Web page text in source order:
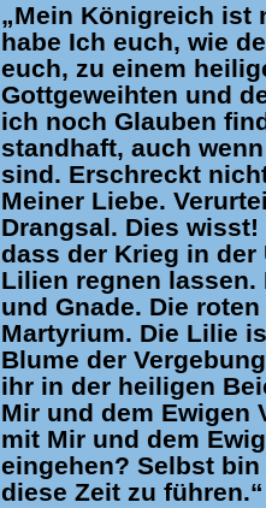
„Mein Königreich ist
habe Ich euch, wie
euch, zu einem
Gottgeweihten und
ich noch Glauben
standhaft, auch
sind. Erschreckt
Meiner Liebe.
Drangsal. Dies
dass der Krieg in
Lilien regnen
und Gnade. Die
Martyrium. Die Lilie
Blume der
ihr in der heiligen
Mir und dem Ewigen
mit Mir und dem
eingehen? Selbst
diese Zeit zu führen.“